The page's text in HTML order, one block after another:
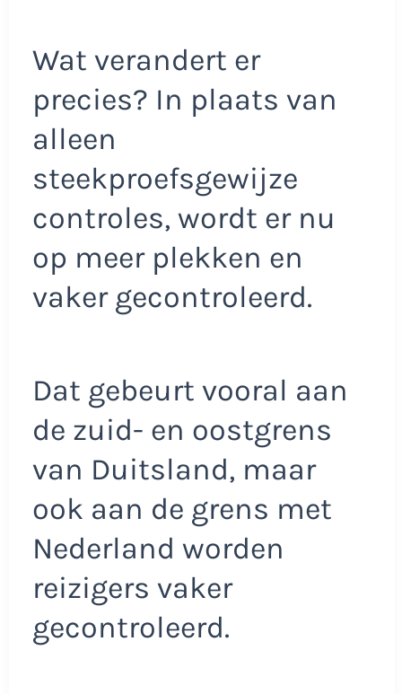
Wat verandert er
precies? In plaats van
alleen
steekproefsgewijze
controles, wordt er nu
op meer plekken en
vaker gecontroleerd.
Dat gebeurt vooral aan
de zuid- en oostgrens
van Duitsland, maar
ook aan de grens met
Nederland worden
reizigers vaker
gecontroleerd.